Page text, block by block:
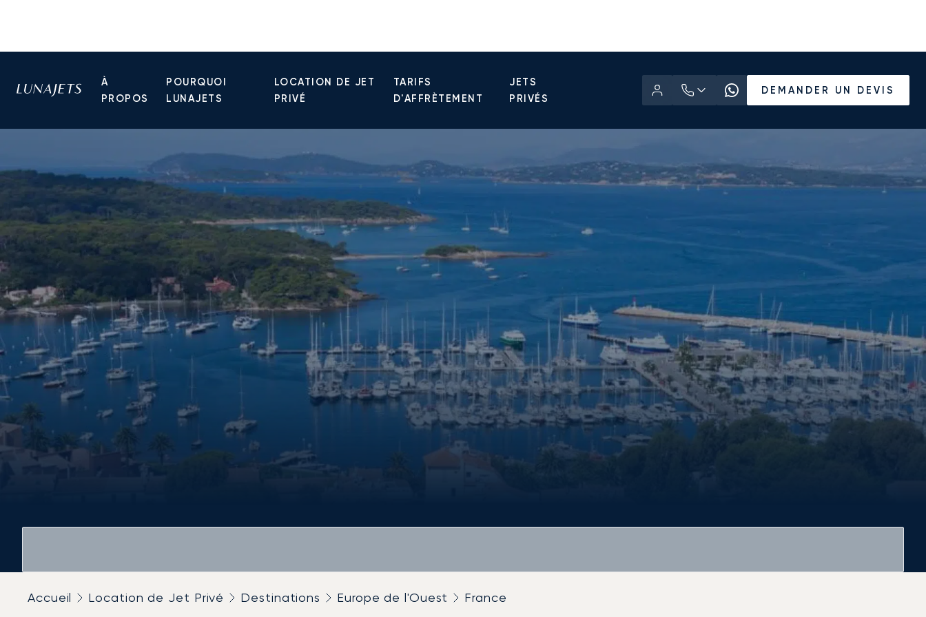
À
PROPOS
POURQUOI
LUNAJETS
LOCATION DE JET
PRIVÉ
TARIFS
D'AFFRÈTEMENT
JETS
PRIVÉS
DEMANDER UN DEVIS
Accueil Location de Jet Privé Destinations Europe de l'Ouest France